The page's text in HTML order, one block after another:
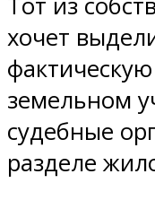
хочет
земельном
судебные
разделе